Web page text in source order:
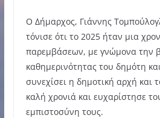
Ο Δήμαρχος, Γιάννης
τόνισε ότι το 2025 ήταν μια
παρεμβάσεων, με γνώμονα την
καθημερινότητας του δημότη
συνεχίσει η δημοτική αρχή και
καλή χρονιά και ευχαρίστησε
εμπιστοσύνη τους.